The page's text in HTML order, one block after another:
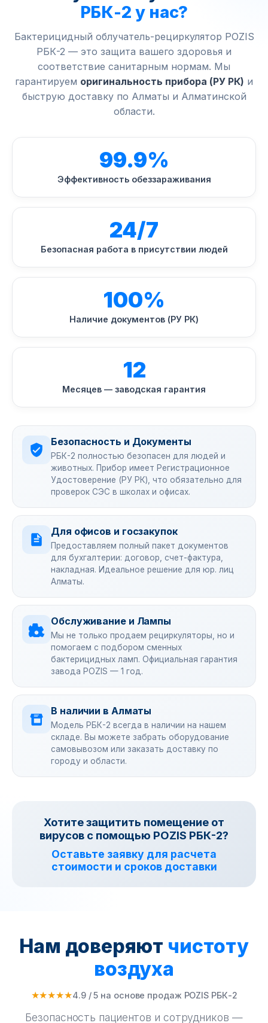
РБК-2 у нас?
Бактерицидный облучатель-рециркулятор POZIS
РБК-2 — это защита вашего здоровья и
соответствие санитарным нормам. Мы
гарантируем оригинальность прибора (РУ РК) и
быструю доставку по Алматы и Алматинской
области.
99.9%
Эффективность обеззараживания
24/7
Безопасная работа в присутствии людей
100%
Наличие документов (РУ РК)
12
Месяцев — заводская гарантия
Безопасность и Документы
РБК-2 полностью безопасен для людей и
животных. Прибор имеет Регистрационное
Удостоверение (РУ РК), что обязательно для
проверок СЭС в школах и офисах.
Для офисов и госзакупок
Предоставляем полный пакет документов
для бухгалтерии: договор, счет-фактура,
накладная. Идеальное решение для юр. лиц
Алматы.
Обслуживание и Лампы
Мы не только продаем рециркуляторы, но и
помогаем с подбором сменных
бактерицидных ламп. Официальная гарантия
завода POZIS — 1 год.
В наличии в Алматы
Модель РБК-2 всегда в наличии на нашем
складе. Вы можете забрать оборудование
самовывозом или заказать доставку по
городу и области.
Хотите защитить помещение от
вирусов с помощью POZIS РБК-2?
Оставьте заявку для расчета
стоимости и сроков доставки
Нам доверяют чистоту
воздуха
★★★★★4.9 / 5 на основе продаж POZIS РБК-2
Безопасность пациентов и сотрудников —